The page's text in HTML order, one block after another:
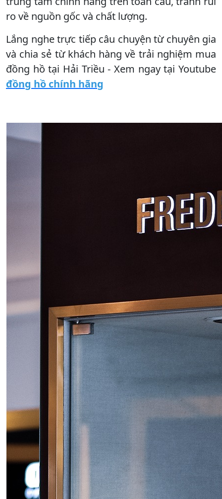
ro về nguồn gốc và chất lượng.
Lắng nghe trực tiếp câu chuyện từ chuyên gia
và chia sẻ từ khách hàng về trải nghiệm mua
đồng hồ tại Hải Triều - Xem ngay tại Youtube
đồng hồ chính hãng